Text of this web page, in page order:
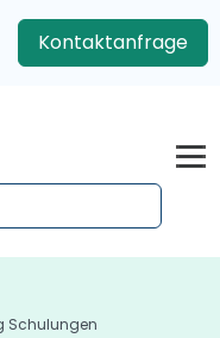
Kontaktanfrage
Schulungen